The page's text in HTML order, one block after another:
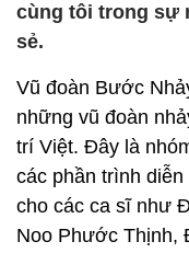
cùng tôi trong sự
sẻ.
Vũ đoàn Bước
những vũ đoàn
trí Việt. Đây là
các phần trình
cho các ca sĩ như
Noo Phước Thịnh,